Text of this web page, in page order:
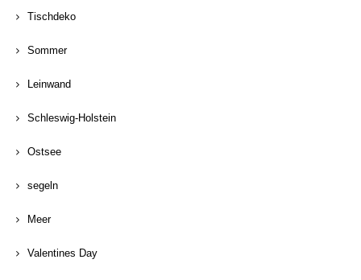
Tischdeko
Sommer
Leinwand
Schleswig-Holstein
Ostsee
segeln
Meer
Valentines Day